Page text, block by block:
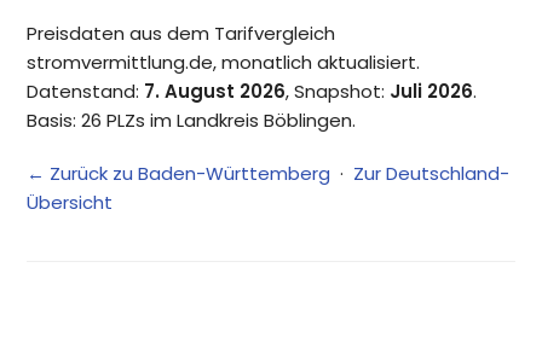
Preisdaten aus dem Tarifvergleich
stromvermittlung.de, monatlich aktualisiert.
Datenstand: 7. August 2026, Snapshot: Juli 2026.
Basis: 26 PLZs im Landkreis Böblingen.
← Zurück zu Baden-Württemberg · Zur Deutschland-
Übersicht